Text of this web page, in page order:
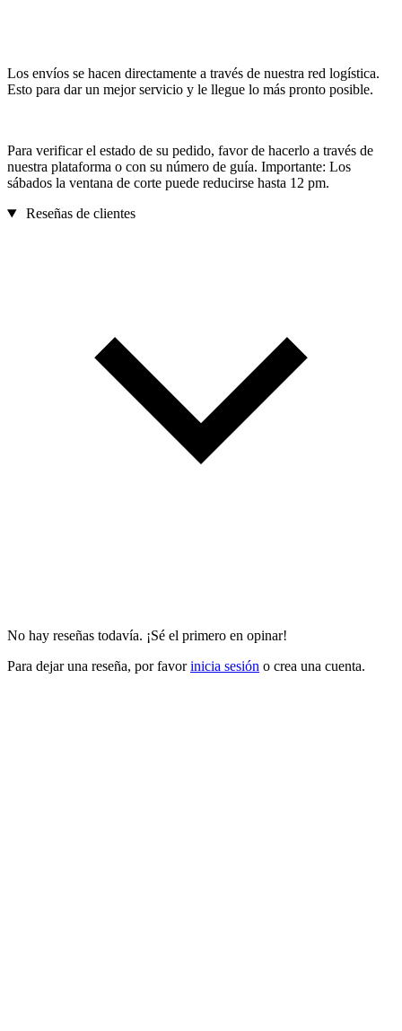
Los envíos se hacen directamente a través de nuestra red logística.
Esto para dar un mejor servicio y le llegue lo más pronto posible.
Para verificar el estado de su pedido, favor de hacerlo a través de
nuestra plataforma o con su número de guía. Importante: Los
sábados la ventana de corte puede reducirse hasta 12 pm.
Reseñas de clientes
No hay reseñas todavía. ¡Sé el primero en opinar!
Para dejar una reseña, por favorinicia sesión o crea una cuenta.